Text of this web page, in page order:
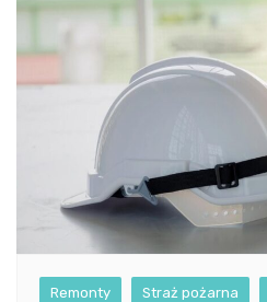
Remonty Straż pożarna